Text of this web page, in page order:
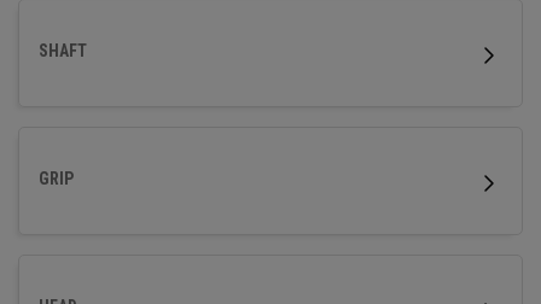
SHAFT
GRIP